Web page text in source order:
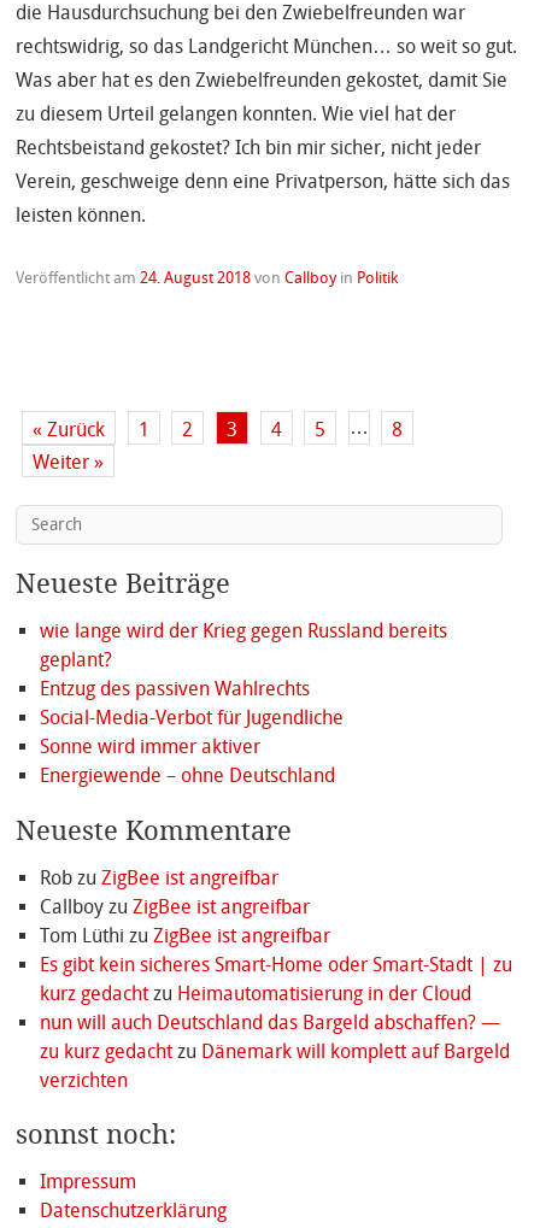
die Hausdurchsuchung bei den Zwiebelfreunden war
rechtswidrig, so das Landgericht München… so weit so gut.
Was aber hat es den Zwiebelfreunden gekostet, damit Sie
zu diesem Urteil gelangen konnten. Wie viel hat der
Rechtsbeistand gekostet? Ich bin mir sicher, nicht jeder
Verein, geschweige denn eine Privatperson, hätte sich das
leisten können.
Veröffentlicht am24. August 2018 vonCallboy in Politik
« Zurück 1 2 3 4 5 …
8
Weiter »
Neueste Beiträge
wie lange wird der Krieg gegen Russland bereits
geplant?
Entzug des passiven Wahlrechts
Social-Media-Verbot für Jugendliche
Sonne wird immer aktiver
Energiewende – ohne Deutschland
Neueste Kommentare
Robzu ZigBee ist angreifbar
Callboyzu ZigBee ist angreifbar
Tom Lüthi zu ZigBee ist angreifbar
Es gibt kein sicheres Smart-Home oder Smart-Stadt | zu
kurz gedachtzu Heimautomatisierung in der Cloud
nun will auch Deutschland das Bargeld abschaffen? —
zu kurz gedachtzu Dänemark will komplett auf Bargeld
verzichten
sonnst noch:
Impressum
Datenschutzerklärung